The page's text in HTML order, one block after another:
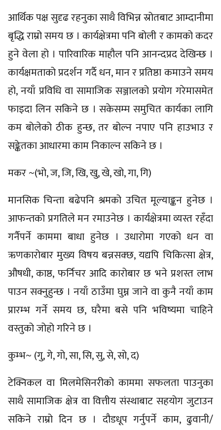
आर्थिक पक्ष सुदृढ रहनुका साथै विभिन्न स्रोतबाट आम्दानीमा
बृद्धि राम्रो समय छ । कार्यक्षेत्रमा पनि बोली र कामको कदर
हुने वेला हो । पारिवारिक माहौल पनि आनन्दप्रद देखिन्छ ।
कार्यक्षमताको प्रदर्शन गर्दै धन, मान र प्रतिष्ठा कमाउने समय
हो, नयाँ प्रविधि वा सामाजिक सञ्जालको प्रयोग गरेमासमेत
फाइदा लिन सकिने छ । सकेसम्म समुचित कार्यका लागि
कम बोलेको ठीक हुन्छ, तर बोल्न नपाए पनि हाउभाउ र
सङ्केतका आधारमा काम निकाल्न सकिने छ ।
मकर ~(भो, ज, जि, खि, खु, खे, खो, गा, गि)
मानसिक चिन्ता बढेपनि श्रमको उचित मूल्याङ्कन हुनेछ ।
आफन्तको प्रगतिले मन रमाउनेछ । कार्यक्षेत्रमा व्यस्त रहँदा
गर्नैपर्ने काममा बाधा हुनेछ । उधारोमा गएको धन वा
ऋणकारोबार मुख्य विषय बन्नसक्छ, यद्यपि चिकित्सा क्षेत्र,
औषधी, काष्ठ, फर्निचर आदि कारोबार छ भने प्रशस्त लाभ
पाउन सक्नुहुन्छ । नयाँ ठाउँमा घुम्न जाने वा कुनै नयाँ काम
प्रारम्भ गर्ने समय छ, घरैमा बसे पनि भविष्यमा चाहिने
वस्तुको जोहो गरिने छ ।
कुम्भ~ (गु, गे, गो, सा, सि, सु, से, सो, द)
टेक्निकल वा मिलमेसिनरीको काममा सफलता पाउनुका
साथै सामाजिक क्षेत्र वा वित्तीय संस्थाबाट सहयोग जुटाउन
सकिने राम्रो दिन छ । दौडधूप गर्नुपर्ने काम, ढुवानी/